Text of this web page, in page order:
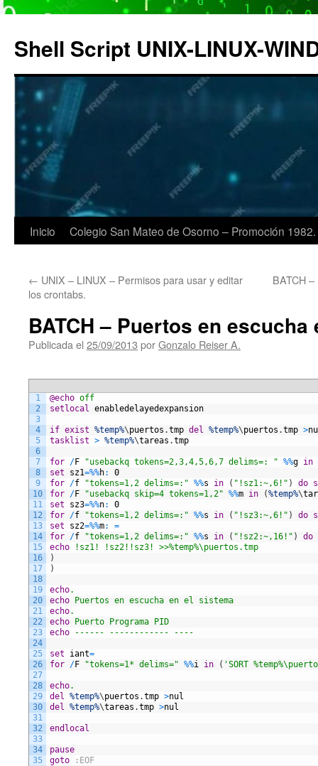
contenido
Shell Script UNIX-LINUX-
Inicio Colegio San Mateo de Osorno – Promoción 1982.
← UNIX – LINUX – Permisos para usar y editar
los crontabs.
BATCH
BATCH – Puertos en
Publicada el 25/09/2013 porGonzalo Reiser A.
1
2
3
4
5
6
7
8
9
10
11
12
13
14
15
16
17
18
19
20
21
22
23
24
25
26
27
28
29
30
31
32
33
34
35
@echo off
setlocal enabledelayedexpansion
if exist %temp%\puertos .tmp del %temp%\puertos .tmp >
tasklist > %temp%\tareas .tmp
for /F "usebackq tokens=2,3,4,5,6,7 delims=: " %%g in
set
sz1=%%h:
0
for /f "tokens=1,2 delims=:" %%s in ( "!sz1:~,6!" ) do
for /F "usebackq skip=4 tokens=1,2" %%m in (%temp%\
set
sz3=%%n:
0
for /f "tokens=1,2 delims=:" %%s in ( "!sz3:~,6!" ) do
set
sz2=%%m:
=
for /f "tokens=1,2 delims=:" %%s in ( "!sz2:~,16!" )
do
echo !sz1! !sz2!!sz3! >>%temp%\puertos.tmp
)
)
echo.
echo Puertos en escucha en el sistema
echo.
echo Puerto Programa PID
echo ------ ------------ ----
set iant=
for /F "tokens=1* delims=" %%i in ( 'SORT
echo.
del %temp%\puertos .tmp >nul
del %temp%\tareas .tmp >nul
endlocal
pause
goto
:EOF